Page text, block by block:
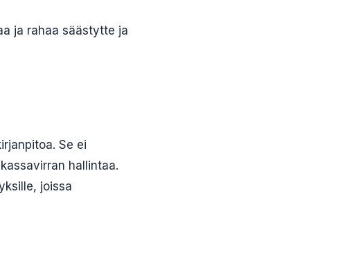
ja rahaa säästytte ja
Se ei
hallintaa.
joissa